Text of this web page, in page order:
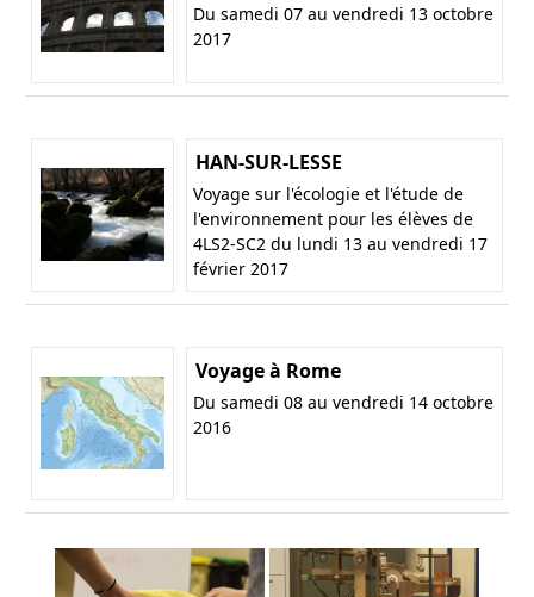
Du samedi 07 au vendredi 13 octobre
2017
HAN-SUR-LESSE
Voyage sur l'écologie et l'étude de
l'environnement pour les élèves de
4LS2-SC2 du lundi 13 au vendredi 17
février 2017
Voyage à Rome
Du samedi 08 au vendredi 14 octobre
2016